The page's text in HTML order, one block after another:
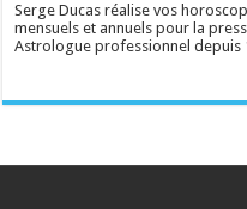
Serge Ducas réalise vos
mensuels et annuels pour la
Astrologue professionnel depuis